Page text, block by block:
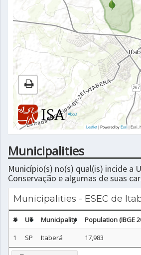
|About
Leaflet| Powered byEsri|Esri,
Municipalities
Município(s) no(s) qual(is) incide a
Conservação e algumas de suas
Municipalities - ESEC de
# UF Municipality Population (IBGE
1
SP Itaberá 17,983